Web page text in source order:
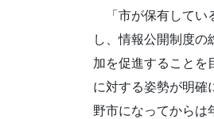
「市が保有してい
し、情報公開制度
加を促進することを
に対する姿勢が明確
野市になってからは